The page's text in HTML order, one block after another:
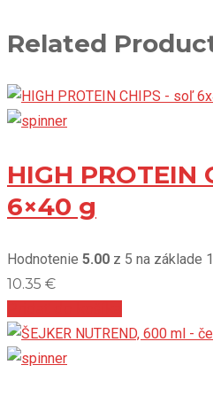
Related
HIGH PROTEIN
6×40 g
Hodnotenie 5.00 z 5 na základe 1
10.35 €